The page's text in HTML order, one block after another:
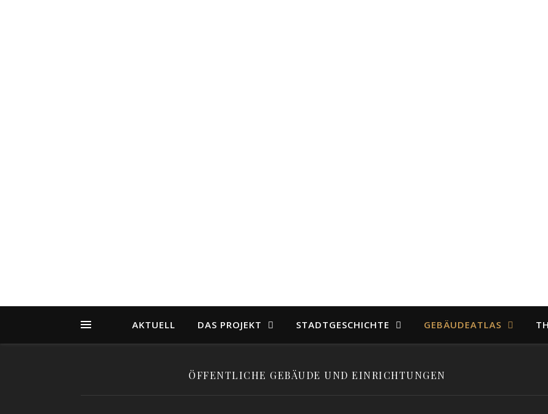
AKTUELL DAS PROJEKT STADTGESCHICHTE GEBÄUDEATLAS
ÖFFENTLICHE GEBÄUDE UND EINRICHTUNGEN